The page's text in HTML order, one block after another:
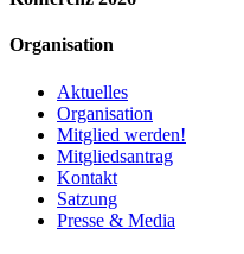
Organisation
Aktuelles
Organisation
Mitglied werden!
Mitgliedsantrag
Kontakt
Satzung
Presse & Media